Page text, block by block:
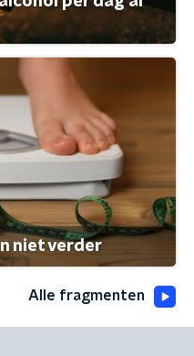
niet verder
Alle fragmenten